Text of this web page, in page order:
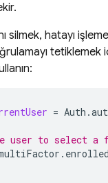
silmek, hatayı
tetiklemek
= Auth .
user to select
.